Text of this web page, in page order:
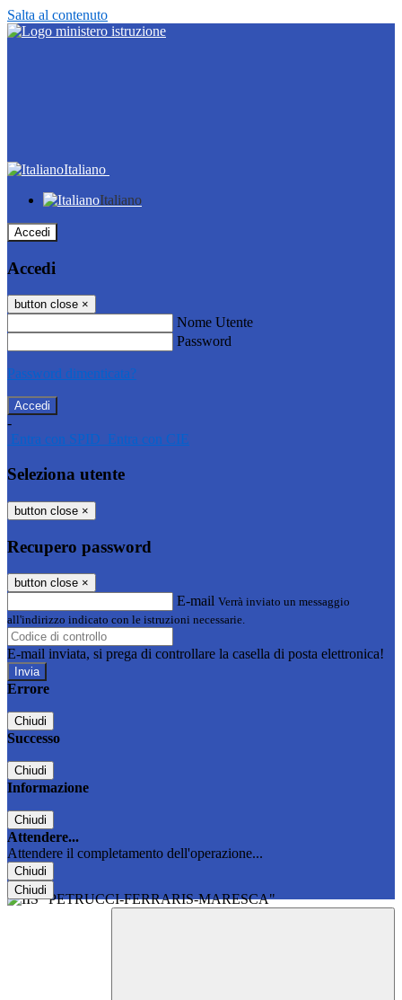
Salta al contenuto
Italiano
Italiano
Accedi
Accedi
button close ×
Nome Utente
Password
Password dimenticata?
-
Entra con SPID Entra con CIE
Seleziona utente
button close ×
Recupero password
button close ×
E-mail Verrà inviato un messaggio
all'indirizzo indicato con le istruzioni necessarie.
E-mail inviata, si prega di controllare la casella di posta elettronica!
Errore
Chiudi
Successo
Chiudi
Informazione
Chiudi
Attendere...
Attendere il completamento dell'operazione...
Chiudi
Chiudi